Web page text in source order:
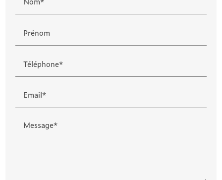
Prénom
Téléphone*
Email*
Message*